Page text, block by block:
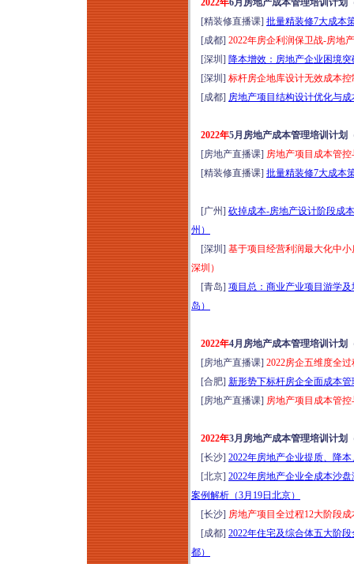
2022年6月房地产成本管理培训计划
[精装修直播课] 批量精装修7大成本
[成都] 2022年房企利润保卫战-房地
[深圳] 降本增效：房地产企业困境
[深圳] 标杆房企地库设计无效成本
[成都] 房地产项目结构设计优化与
2022年5月房地产成本管理培训计划
[房地产直播课] 房地产项目成本管
[精装修直播课] 批量精装修7大成本
[广州] 砍掉成本-房地产设计阶段成
州）
[深圳] 基于项目经营利润最大化中
深圳）
[青岛] 项目总：商业产业项目游学
岛）
2022年4月房地产成本管理培训计划
[房地产直播课] 2022房企五维度全
[合肥] 新形势下标杆房企全面成本
[房地产直播课] 房地产项目成本管
2022年3月房地产成本管理培训计划
[长沙] 2022年房地产企业提质、降
[北京] 2022年房地产企业全成本沙
案例解析（3月19日北京）
[长沙] 房地产项目全过程12大阶段
[成都] 2022年住宅及综合体五大阶
都）